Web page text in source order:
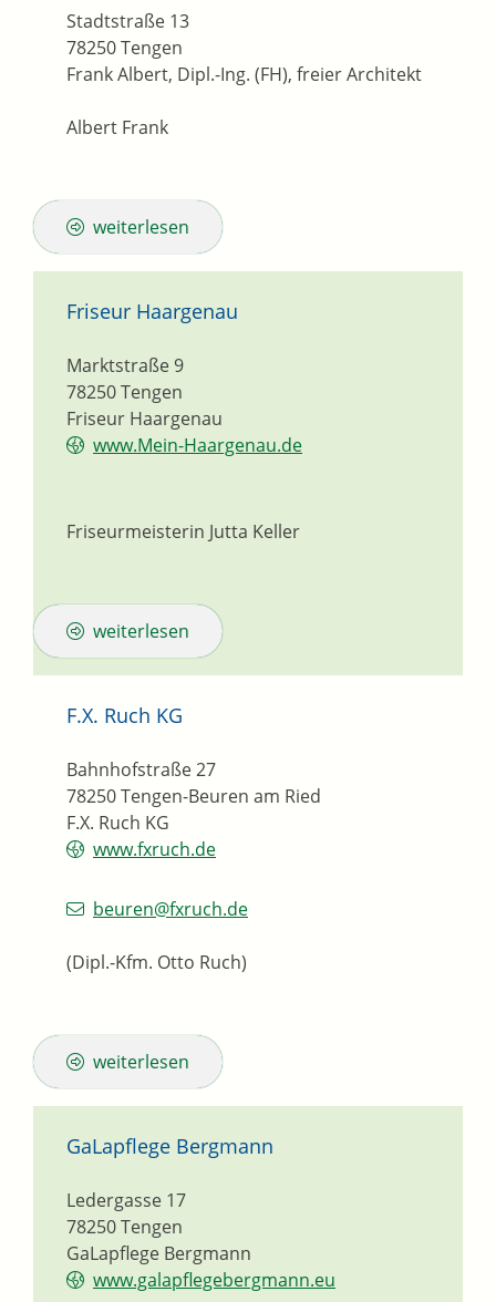
Frank Albert, Dipl.-Ing. (FH), freier Architekt
Stadtstraße 13
78250Tengen
Albert Frank
weiterlesen
Friseur Haargenau
Friseur Haargenau
Marktstraße 9
78250Tengen
www.Mein-Haargenau.de
Friseurmeisterin Jutta Keller
weiterlesen
F.X. Ruch KG
F.X. Ruch KG
Bahnhofstraße 27
78250Tengen-Beuren am Ried
www.fxruch.de
beuren@fxruch.de
(Dipl.-Kfm. Otto Ruch)
weiterlesen
GaLapflege Bergmann
GaLapflege Bergmann
Ledergasse 17
78250Tengen
www.galapflegebergmann.eu